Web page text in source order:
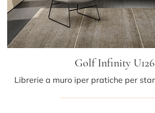
Golf Infinity U126